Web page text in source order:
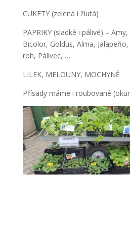
CUKETY (zelená i žlutá)
PAPRIKY (sladké i pálivé) –
Bicolor, Goldus, Alma,
roh, Pálivec, …
LILEK, MELOUNY, MOCHYNĚ
Přísady máme i roubované